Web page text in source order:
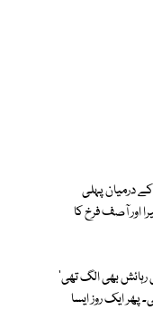
درمیان پہلی
اور آصف فرخ کا
رہائش بھی الگ تھی'
پھر ایک روز ایسا